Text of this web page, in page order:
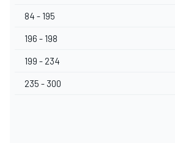
MÁS CATEGORÍAS
84 - 195
196 - 198
199 - 234
235 - 300